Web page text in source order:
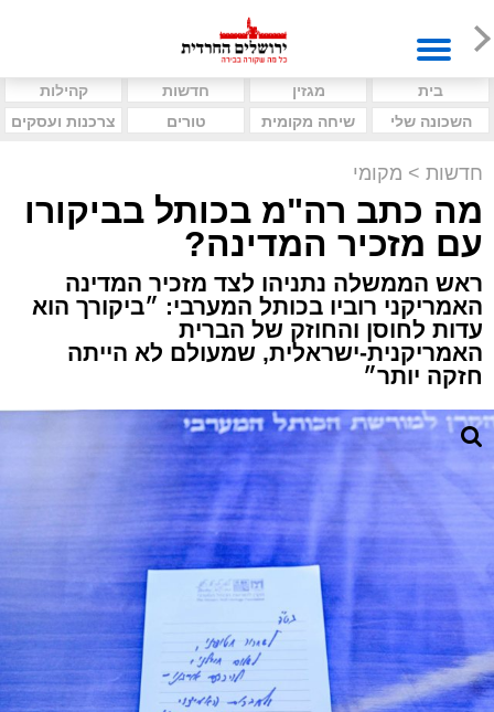
בית מגזין חדשות
קהילות
השכונה שלי
שיחה מקומית טורים צרכנות ועסקים
חדשות > מקומי
מה כתב רה"מ בכותל בביקורו
עם מזכיר המדינה?
ראש הממשלה נתניהו לצד מזכיר המדינה
האמריקני רוביו בכותל המערבי: ״ביקורך הוא
עדות לחוסן והחוזק של הברית
האמריקנית-ישראלית, שמעולם לא הייתה
חזקה יותר״